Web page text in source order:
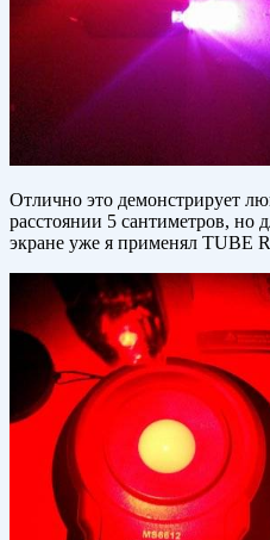
Отлично это демонстрирует
расстоянии 5 сантиметров, но
экране уже я применял TUBE